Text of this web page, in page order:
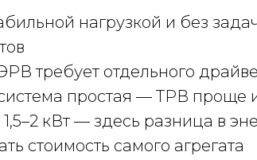
нагрузкой и без
требует отдельного
простая — ТРВ проще
кВт — здесь разница в
стоимость самого агрегата